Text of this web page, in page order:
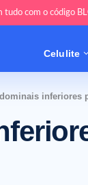
tudo com o código
Celulite
inferiores